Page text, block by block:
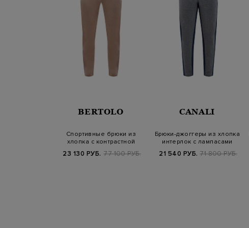
BERTOLO
Спортивные брюки из
хлопка с контрастной
23 130 РУБ. 77 100 РУБ.
CANALI
Брюки-джоггеры из хлопка
интерлок с лампасами
21 540 РУБ. 71 800 РУБ.